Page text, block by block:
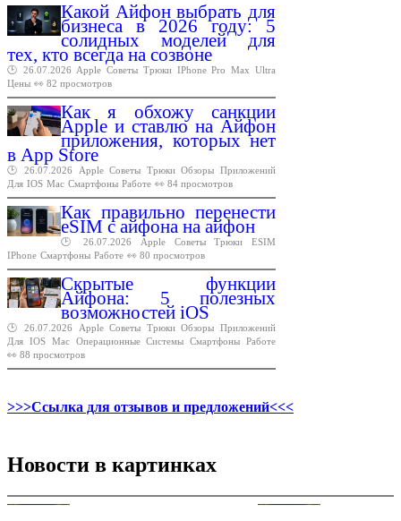
Какой Айфон выбрать для
бизнеса в 2026 году: 5
солидных моделей для
тех, кто всегда на созвоне
🕑 26.07.2026 Apple Советы Трюки IPhone Pro Max Ultra
Цены 👀 82 просмотров
Как я обхожу санкции
Apple и ставлю на Айфон
приложения, которых нет
в App Store
🕑 26.07.2026 Apple Советы Трюки Обзоры Приложений
Для IOS Mac Смартфоны Работе 👀 84 просмотров
Как правильно перенести
eSIM с айфона на айфон
🕑 26.07.2026 Apple Советы Трюки
ESIM
IPhone Смартфоны Работе 👀 80 просмотров
Скрытые функции
Айфона: 5 полезных
возможностей iOS
🕑 26.07.2026 Apple Советы Трюки Обзоры Приложений
Для IOS Mac Операционные Системы Смартфоны Работе
👀 88 просмотров
>>>Ссылка для отзывов и предложений<<<
Новости в картинках